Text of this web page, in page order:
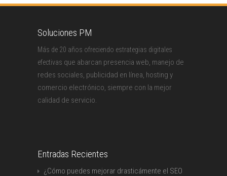
Soluciones PM
Más de 20 años ofreciendo estrategias digitales
efectivas que abarcan presencia web, manejo de
redes sociales, publicidad en línea, hosting y
comercio electrónico, siempre con la mejor
calidad de servicio.
Entradas Recientes
¿Cómo puedes mejorar drasticámente el SEO